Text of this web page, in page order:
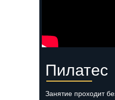
Пилатес
Занятие проходит